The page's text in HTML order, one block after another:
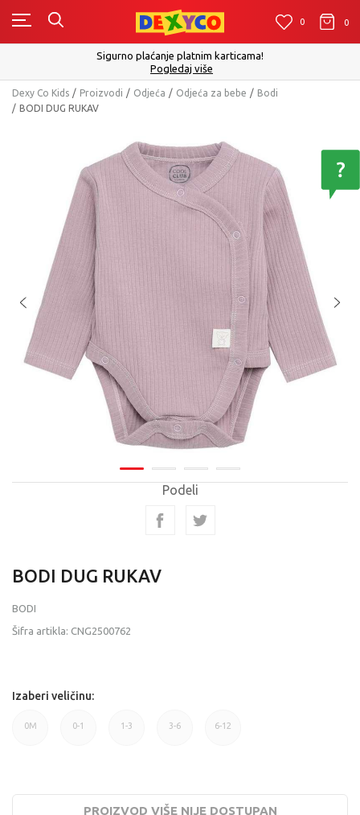
0 0
Sigurno plaćanje platnim karticama!
Pogledaj više
Dexy Co Kids Proizvodi Odjeća Odjeća za bebe
Bodi
BODI DUG RUKAV
Podeli
BODI DUG RUKAV
BODI
Šifra artikla: CNG2500762
Izaberi veličinu:
0M 0-1 1-3 3-6 6-12
PROIZVOD VIŠE NIJE DOSTUPAN